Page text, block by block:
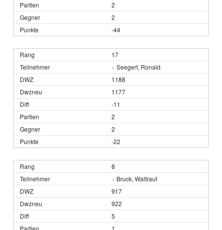
2
2
-44
17
+ Seegert, Ronald
1188
1177
-11
2
2
-22
8
+ Bruck, Waltraut
917
922
5
1